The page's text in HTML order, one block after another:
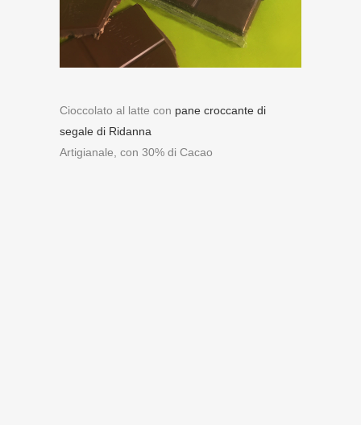
Cioccolato al latte con pane croccante di
segale di Ridanna
Artigianale, con 30% di Cacao